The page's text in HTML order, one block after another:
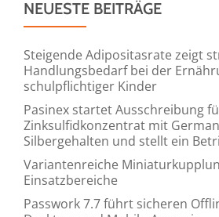
NEUESTE BEITRÄGE
Steigende Adipositasrate zeigt
Handlungsbedarf bei der
schulpflichtiger Kinder
Pasinex startet Ausschreibung
Zinksulfidkonzentrat mit
Silbergehalten und stellt ein
Variantenreiche
Einsatzbereiche
Passwork 7.7 führt sicheren